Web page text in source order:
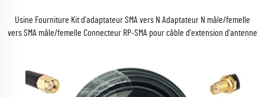
Usine Fourniture Kit d'adaptateur SMA vers N Adaptateur N mâle/femelle
vers SMA mâle/femelle Connecteur RP-SMA pour câble d'extension d'antenne